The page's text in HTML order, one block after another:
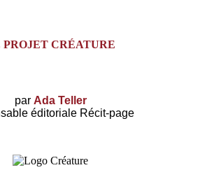
PROJET CRÉATURE
par Ada Teller
éditoriale Récit-page